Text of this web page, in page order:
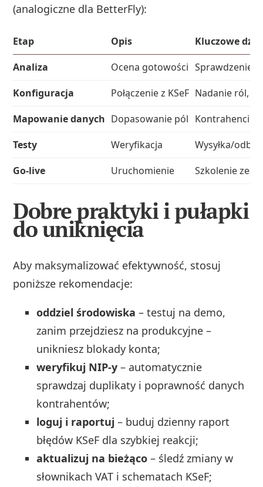
(analogiczne dla BetterFly):
Etap Opis
Kluczowe
Analiza
Ocena gotowości Sprawdzenie
Konfiguracja
Połączenie z KSeF Nadanie ról,
Mapowanie danych Dopasowanie pól Kontrahenci,
Testy
Weryfikacja
Wysyłka/
Go-live
Uruchomienie Szkolenie
Dobre praktyki i pułapki
do uniknięcia
Aby maksymalizować efektywność, stosuj
poniższe rekomendacje:
oddziel środowiska – testuj na demo,
zanim przejdziesz na produkcyjne –
unikniesz blokady konta;
weryfikuj NIP-y – automatycznie
sprawdzaj duplikaty i poprawność danych
kontrahentów;
loguj i raportuj – buduj dzienny raport
błędów KSeF dla szybkiej reakcji;
aktualizuj na bieżąco – śledź zmiany w
słownikach VAT i schematach KSeF;